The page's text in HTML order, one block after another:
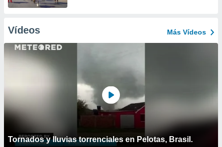
Vídeos Más Vídeos
Tornados y lluvias torrenciales en Pelotas, Brasil.